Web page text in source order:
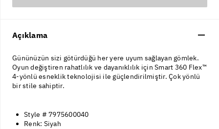
Açıklama
Gününüzün sizi götürdüğü her yere uyum sağlayan gömlek.
Oyun değiştiren rahatlılık ve dayanıklılık için Smart 360 Flex™
4-yönlü esneklik teknolojisi ile güçlendirilmiştir. Çok yönlü
bir stile sahiptir.
Style # 7975600040
Renk: Siyah